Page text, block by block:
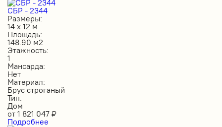
СБР - 2344
Размеры:
14 х 12 м
Площадь:
148.90 м2
Этажность:
1
Мансарда:
Нет
Материал:
Брус строганый
Тип:
Дом
от 1 821 047 ₽
Подробнее